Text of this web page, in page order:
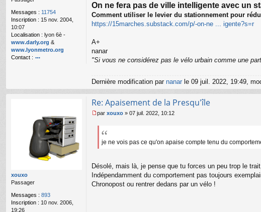
Messages : 11754
Inscription : 15 nov. 2004,
10:07
Localisation : lyon 6è -
www.darly.org &
www.lyonmetro.org
Contact :
te
n
ar
e
n
o
u
On ne fera pas de ville intelligente avec un
Comment utiliser le levier du stationnement pour
https://15marches.substack.com/p/-on-ne ... igente?s=r
A+
nanar
"Si vous ne considérez pas le vélo urbain comme une
Dernière modification par nanar le 09 juil. 2022, 19:49,
xouxo
Passager
Messages : 893
Inscription : 10 nov. 2006,
19:26
Re: Apaisement de la Presqu'île
e
a
e
n
o
n
par xouxo » 07 juil. 2022, 10:12
je ne vois pas ce qu'on apaise compte tenu du
Désolé, mais là, je pense que tu forces un peu trop le
Indépendamment du comportement pas toujours
Chronopost ou rentrer dedans par un vélo !